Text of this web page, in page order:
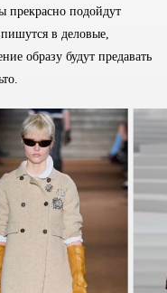
прекрасно подойдут
в деловые,
образу будут предавать